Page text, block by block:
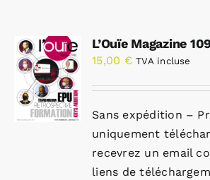
L’Ouïe Magazine
15,00 € TVA incluse
Sans expédition –
uniquement
recevrez un email
liens de